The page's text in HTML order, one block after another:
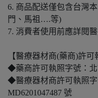
6. 商品配送僅包含台灣
門、馬祖….等)
7. 消費者使用前應詳閱
【醫療器材商(藥商)許可
◆藥商許可執照字號：北
◆醫療器材商許可執照
MD6201047487 號